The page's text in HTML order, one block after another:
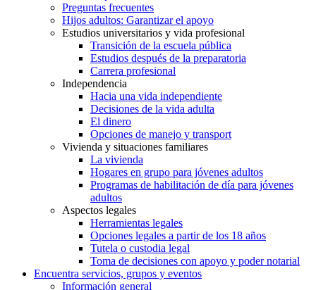
Preguntas frecuentes
Hijos adultos: Garantizar el apoyo
Estudios universitarios y vida profesional
Transición de la escuela pública
Estudios después de la preparatoria
Carrera profesional
Independencia
Hacia una vida independiente
Decisiones de la vida adulta
El dinero
Opciones de manejo y transport
Vivienda y situaciones familiares
La vivienda
Hogares en grupo para jóvenes adultos
Programas de habilitación de día para jóvenes
adultos
Aspectos legales
Herramientas legales
Opciones legales a partir de los 18 años
Tutela o custodia legal
Toma de decisiones con apoyo y poder notarial
Encuentra servicios, grupos y eventos
Información general